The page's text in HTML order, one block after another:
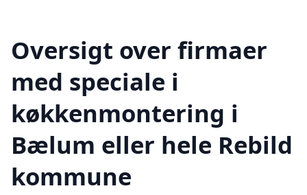
Oversigt over firmaer
med speciale i
køkkenmontering i
Bælum eller hele Rebild
kommune